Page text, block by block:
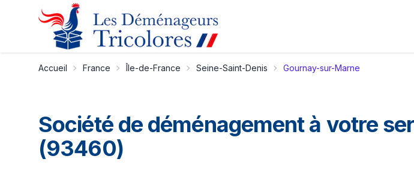
Accueil France Île-de-France Seine-Saint-Denis Gournay-sur-Marne
Société de déménagement à votre
(93460)